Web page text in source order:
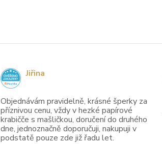
Objednávám pravidelně, krásné šperky za
příznivou cenu, vždy v hezké papírové
krabičče s mašličkou, doručení do druhého
dne, jednoznačně doporučuji, nakupuji v
podstatě pouze zde již řadu let.
Jiřina